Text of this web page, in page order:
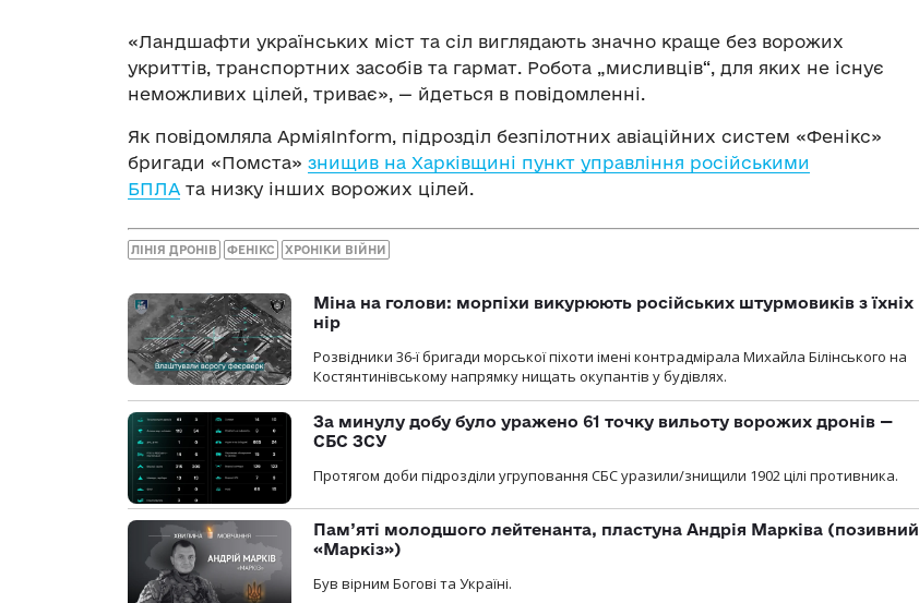
«Ландшафти українських міст та сіл виглядають значно краще без ворожих
укриттів, транспортних засобів та гармат. Робота „мисливців“, для яких не існує
неможливих цілей, триває», — йдеться в повідомленні.
Як повідомляла АрміяInform, підрозділ безпілотних авіаційних систем «Фенікс»
бригади «Помста» знищив на Харківщині пункт управління російськими
БПЛА та низку інших ворожих цілей.
ЛІНІЯ ДРОНІВ ФЕНІКС ХРОНІКИ ВІЙНИ
Міна на голови: морпіхи викурюють російських штурмовиків з їхніх
нір
Розвідники 36-ї бригади морської піхоти імені контрадмірала Михайла Білінського на
Костянтинівському напрямку нищать окупантів у будівлях.
За минулу добу було уражено 61 точку вильоту ворожих дронів —
СБС ЗСУ
Протягом доби підрозділи угруповання СБС уразили/знищили 1902 цілі противника.
Пам’яті молодшого лейтенанта, пластуна Андрія Марківа (позивний
«Маркіз»)
Був вірним Богові та Україні.